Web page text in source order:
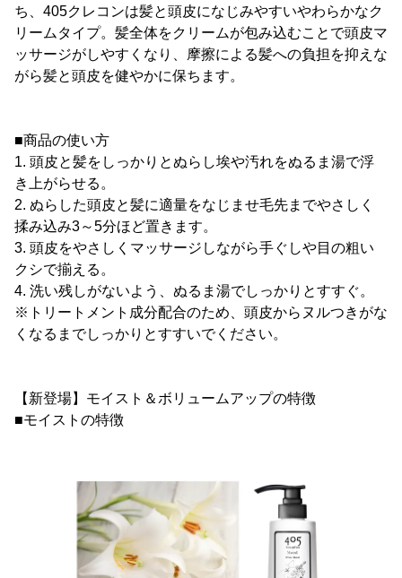
ち、405クレコンは髪と頭皮になじみやすいやわらかなク
リームタイプ。髪全体をクリームが包み込むことで頭皮マ
ッサージがしやすくなり、摩擦による髪への負担を抑えな
がら髪と頭皮を健やかに保ちます。
■商品の使い方
1. 頭皮と髪をしっかりとぬらし埃や汚れをぬるま湯で浮
き上がらせる。
2. ぬらした頭皮と髪に適量をなじませ毛先までやさしく
揉み込み3～5分ほど置きます。
3. 頭皮をやさしくマッサージしながら手ぐしや目の粗い
クシで揃える。
4. 洗い残しがないよう、ぬるま湯でしっかりとすすぐ。
※トリートメント成分配合のため、頭皮からヌルつきがな
くなるまでしっかりとすすいでください。
【新登場】モイスト＆ボリュームアップの特徴
■モイストの特徴